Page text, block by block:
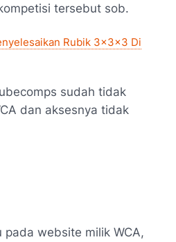
tersebut sob.
Rubik 3x3x3 Di
sudah tidak
dan aksesnya tidak
website milik WCA,